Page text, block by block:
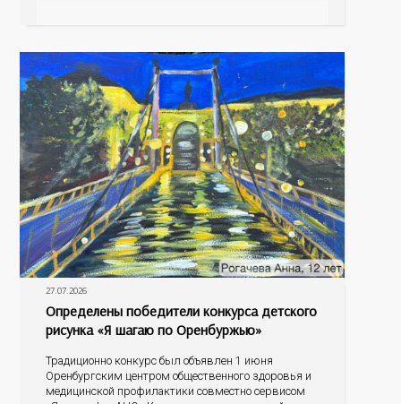
27.07.2026
Определены победители конкурса детского
рисунка «Я шагаю по Оренбуржью»
Традиционно конкурс был объявлен 1 июня
Оренбургским центром общественного здоровья и
медицинской профилактики совместно сервисом